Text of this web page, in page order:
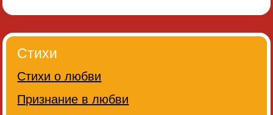
Стихи
Стихи о любви
Признание в любви